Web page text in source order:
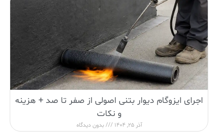
اجرای ایزوگام دیوار بتنی اصولی از صفر تا صد + هزینه
و نکات
آذر 25, 1404 بدون دیدگاه